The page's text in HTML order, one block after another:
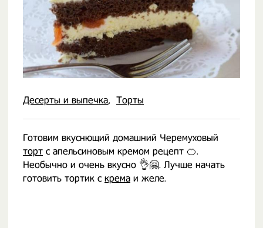
Десерты и выпечка Торты
Готовим вкуснющий домашний Черемуховый
торт с апельсиновым кремом рецепт 🍊.
Необычно и очень вкусно 👌🤗. Лучше начать
готовить тортик с крема и желе.